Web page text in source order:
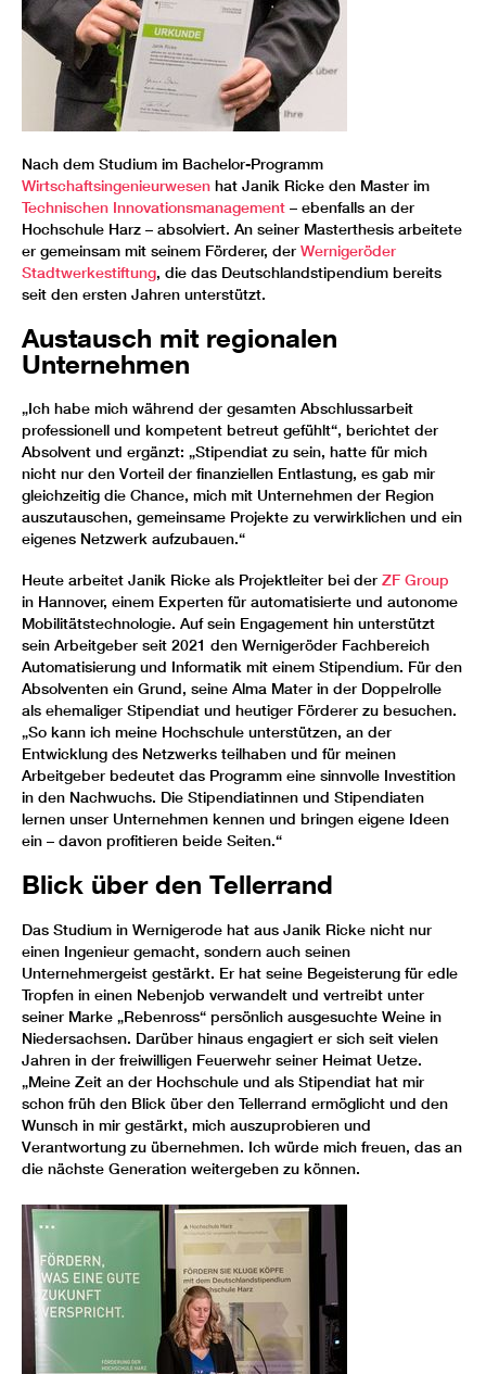
Nach dem Studium im Bachelor-Programm
Wirtschaftsingenieurwesen hat Janik Ricke den Master im
Technischen Innovationsmanagement – ebenfalls an der
Hochschule Harz – absolviert. An seiner Masterthesis arbeitete
er gemeinsam mit seinem Förderer, der Wernigeröder
Stadtwerkestiftung, die das Deutschlandstipendium bereits
seit den ersten Jahren unterstützt.
Austausch mit regionalen
Unternehmen
„Ich habe mich während der gesamten Abschlussarbeit
professionell und kompetent betreut gefühlt“, berichtet der
Absolvent und ergänzt: „Stipendiat zu sein, hatte für mich
nicht nur den Vorteil der finanziellen Entlastung, es gab mir
gleichzeitig die Chance, mich mit Unternehmen der Region
auszutauschen, gemeinsame Projekte zu verwirklichen und ein
eigenes Netzwerk aufzubauen.“
Heute arbeitet Janik Ricke als Projektleiter bei der ZF Group
in Hannover, einem Experten für automatisierte und autonome
Mobilitätstechnologie. Auf sein Engagement hin unterstützt
sein Arbeitgeber seit 2021 den Wernigeröder Fachbereich
Automatisierung und Informatik mit einem Stipendium. Für den
Absolventen ein Grund, seine Alma Mater in der Doppelrolle
als ehemaliger Stipendiat und heutiger Förderer zu besuchen.
„So kann ich meine Hochschule unterstützen, an der
Entwicklung des Netzwerks teilhaben und für meinen
Arbeitgeber bedeutet das Programm eine sinnvolle Investition
in den Nachwuchs. Die Stipendiatinnen und Stipendiaten
lernen unser Unternehmen kennen und bringen eigene Ideen
ein – davon profitieren beide Seiten.“
Blick über den Tellerrand
Das Studium in Wernigerode hat aus Janik Ricke nicht nur
einen Ingenieur gemacht, sondern auch seinen
Unternehmergeist gestärkt. Er hat seine Begeisterung für edle
Tropfen in einen Nebenjob verwandelt und vertreibt unter
seiner Marke „Rebenross“ persönlich ausgesuchte Weine in
Niedersachsen. Darüber hinaus engagiert er sich seit vielen
Jahren in der freiwilligen Feuerwehr seiner Heimat Uetze.
„Meine Zeit an der Hochschule und als Stipendiat hat mir
schon früh den Blick über den Tellerrand ermöglicht und den
Wunsch in mir gestärkt, mich auszuprobieren und
Verantwortung zu übernehmen. Ich würde mich freuen, das an
die nächste Generation weitergeben zu können.